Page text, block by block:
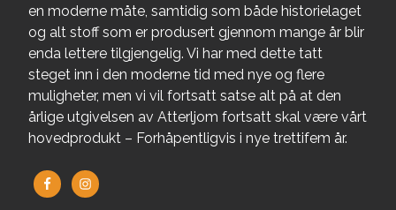
en moderne måte, samtidig som både historielaget
og alt stoff som er produsert gjennom mange år blir
enda lettere tilgjengelig. Vi har med dette tatt
steget inn i den moderne tid med nye og flere
muligheter, men vi vil fortsatt satse alt på at den
årlige utgivelsen av Atterljom fortsatt skal være vårt
hovedprodukt – Forhåpentligvis i nye trettifem år.